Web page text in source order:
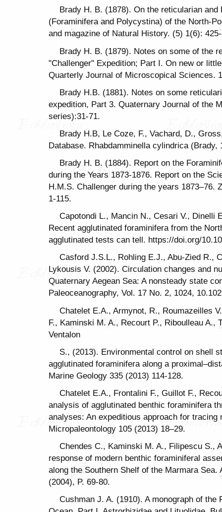
Brady H. B. (1878). On the reticularian and
(Foraminifera and Polycystina) of the North-
and magazine of Natural History. (5) 1(6):
Brady H. B. (1879). Notes on some of the
"Challenger" Expedition; Part I. On new or
Quarterly Journal of Microscopical Sciences.
Brady H.B. (1881). Notes on some
expedition, Part 3. Quaternary Journal of the
series):31-71.
Brady H.B, Le Coze, F., Vachard, D.,
Database. Rhabdamminella cylindrica (Brady,
Brady H. B. (1884). Report on the
during the Years 1873-1876. Report on the
H.M.S. Challenger during the years 1873–76.
1-115.
Capotondi L., Mancin N., Cesari V., Dinelli
Recent agglutinated foraminifera from the
agglutinated tests can tell. https://doi.org/
Casford J.S.L., Rohling E.J., Abu-Zied R.,
Lykousis V. (2002). Circulation changes and
Quaternary Aegean Sea: A nonsteady state
Paleoceanography, Vol. 17 No. 2, 1024,
Chatelet E.A., Armynot, R., Roumazeilles
F., Kaminski M. A., Recourt P., Riboulleau A.,
Ventalon
S., (2013). Environmental control on shell
agglutinated foraminifera along a
Marine Geology 335 (2013) 114-128.
Chatelet E.A., Frontalini F., Guillot F.,
analysis of agglutinated benthic foraminifera
analyses: An expeditious approach for tracing
Micropaleontology 105 (2013) 18–29.
Chendes C., Kaminski M. A., Filipescu S.,
response of modern benthic foraminiferal
along the Southern Shelf of the Marmara Sea.
(2004), P. 69-80.
Cushman J. A. (1910). A monograph of